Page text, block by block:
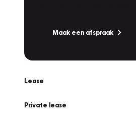
Maak een afspraak
Lease
Private lease